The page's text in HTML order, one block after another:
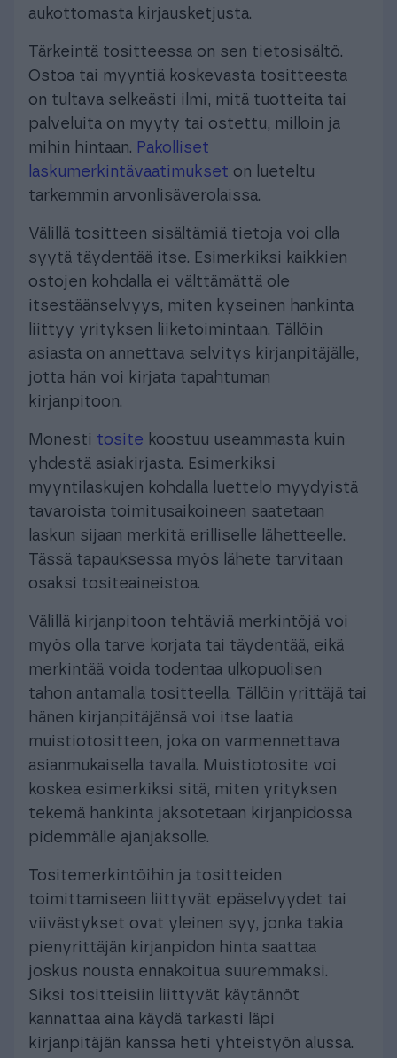
aukottomasta kirjausketjusta.
Tärkeintä tositteessa on sen tietosisältö.
Ostoa tai myyntiä koskevasta tositteesta
on tultava selkeästi ilmi, mitä tuotteita tai
palveluita on myyty tai ostettu, milloin ja
mihin hintaan. Pakolliset
laskumerkintävaatimukset on lueteltu
tarkemmin arvonlisäverolaissa.
Välillä tositteen sisältämiä tietoja voi olla
syytä täydentää itse. Esimerkiksi kaikkien
ostojen kohdalla ei välttämättä ole
itsestäänselvyys, miten kyseinen hankinta
liittyy yrityksen liiketoimintaan. Tällöin
asiasta on annettava selvitys kirjanpitäjälle,
jotta hän voi kirjata tapahtuman
kirjanpitoon.
Monesti tosite koostuu useammasta kuin
yhdestä asiakirjasta. Esimerkiksi
myyntilaskujen kohdalla luettelo myydyistä
tavaroista toimitusaikoineen saatetaan
laskun sijaan merkitä erilliselle lähetteelle.
Tässä tapauksessa myös lähete tarvitaan
osaksi tositeaineistoa.
Välillä kirjanpitoon tehtäviä merkintöjä voi
myös olla tarve korjata tai täydentää, eikä
merkintää voida todentaa ulkopuolisen
tahon antamalla tositteella. Tällöin yrittäjä tai
hänen kirjanpitäjänsä voi itse laatia
muistiotositteen, joka on varmennettava
asianmukaisella tavalla. Muistiotosite voi
koskea esimerkiksi sitä, miten yrityksen
tekemä hankinta jaksotetaan kirjanpidossa
pidemmälle ajanjaksolle.
Tositemerkintöihin ja tositteiden
toimittamiseen liittyvät epäselvyydet tai
viivästykset ovat yleinen syy, jonka takia
pienyrittäjän kirjanpidon hinta saattaa
joskus nousta ennakoitua suuremmaksi.
Siksi tositteisiin liittyvät käytännöt
kannattaa aina käydä tarkasti läpi
kirjanpitäjän kanssa heti yhteistyön alussa.